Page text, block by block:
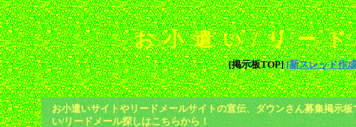
お小遣い/リー
[掲示板TOP][新スレッド作
お小遣いサイトやリードメールサイトの宣伝、ダウンさん募集掲示
い/リードメール探しはこちらから！